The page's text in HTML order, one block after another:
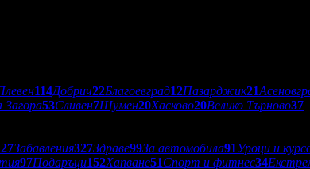
114Добрич22Благоевград12Пазарджик21
53Сливен7Шумен20Хасково20Велико Търново37
Забавления327Здраве99За автомобила91Уроци и
97Подаръци152Хапване51Спорт и фитнес34